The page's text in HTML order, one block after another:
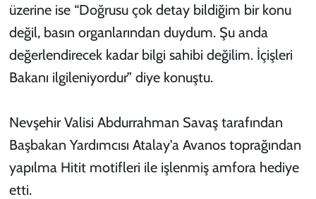
üzerine ise “Doğrusu çok detay bildiğim bir konu
değil, basın organlarından duydum. Şu anda
değerlendirecek kadar bilgi sahibi değilim. İçişleri
Bakanı ilgileniyordur” diye konuştu.
Nevşehir Valisi Abdurrahman Savaş tarafından
Başbakan Yardımcısı Atalay'a Avanos toprağından
yapılma Hitit motifleri ile işlenmiş amfora hediye
etti.